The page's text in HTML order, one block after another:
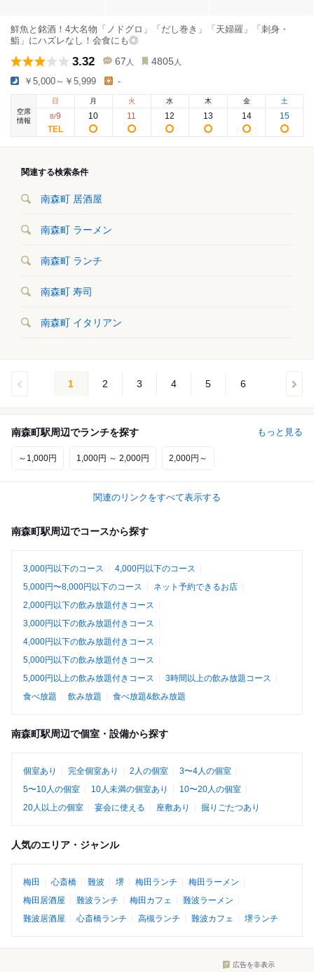
鮮魚と銘酒！4大名物「ノドグロ」「だし巻き」「天婦羅」「刺身・
鮨」にハズレなし！会食にも◎
3.32 67 人 4805 人
￥5,000～￥5,999 -
空席
情報
日
8/9
月
10
火
11
水
12
木
13
金
14
土
15
関連する検索条件
南森町 居酒屋
南森町 ラーメン
南森町 ランチ
南森町 寿司
南森町 イタリアン
1 2 3 4 5 6
南森町駅周辺でランチを探す もっと見る
～1,000円 1,000円 ～ 2,000円 2,000円～
関連のリンクをすべて表示する
南森町駅周辺でコースから探す
3,000円以下のコース
4,000円以下のコース
5,000円〜8,000円以下のコース
ネット予約できるお店
2,000円以下の飲み放題付きコース
3,000円以下の飲み放題付きコース
4,000円以下の飲み放題付きコース
5,000円以下の飲み放題付きコース
5,000円以上の飲み放題付きコース
3時間以上の飲み放題コース
食べ放題
飲み放題 食べ放題&飲み放題
南森町駅周辺で個室・設備から探す
個室あり 完全個室あり 2人の個室
3〜4人の個室
5〜10人の個室
10人未満の個室あり
10〜20人の個室
20人以上の個室
宴会に使える 座敷あり 掘りごたつあり
人気のエリア・ジャンル
梅田 心斎橋 難波 堺 梅田ランチ
梅田ラーメン
梅田居酒屋
難波ランチ 梅田カフェ
難波ラーメン
難波居酒屋
心斎橋ランチ 高槻ランチ 難波カフェ 堺ランチ
広告を非表示